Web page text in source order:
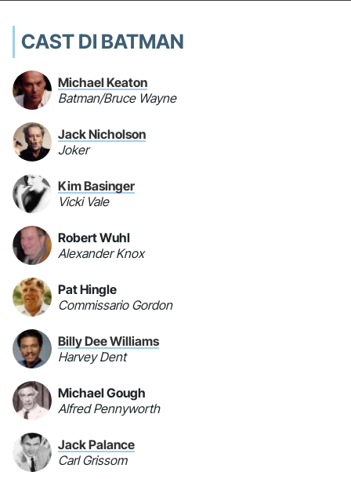
CAST DI BATMAN
Michael Keaton
Batman/Bruce Wayne
Jack Nicholson
Joker
Kim Basinger
Vicki Vale
Robert Wuhl
Alexander Knox
Pat Hingle
Commissario Gordon
Billy Dee Williams
Harvey Dent
Michael Gough
Alfred Pennyworth
Jack Palance
Carl Grissom